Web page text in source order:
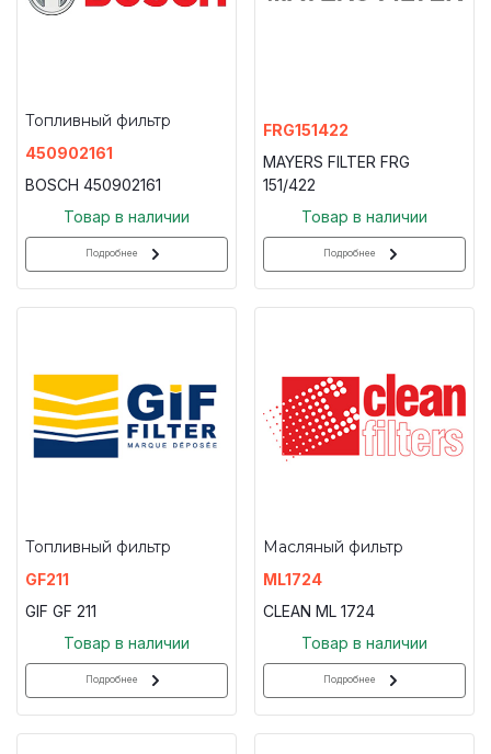
Топливный фильтр
450902161
BOSCH 450902161
Товар в наличии
Подробнее
FRG151422
MAYERS FILTER FRG
151/422
Товар в наличии
Подробнее
Топливный фильтр
GF211
GIF GF 211
Товар в наличии
Подробнее
Масляный фильтр
ML1724
CLEAN ML 1724
Товар в наличии
Подробнее